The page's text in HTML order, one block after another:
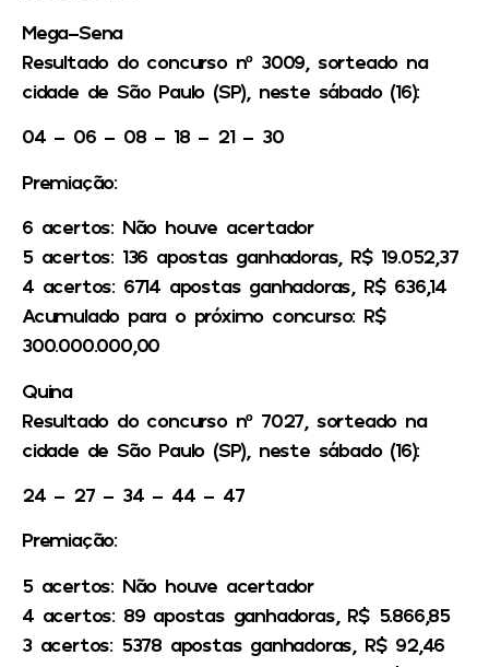
Mega-Sena
Resultado do concurso nº 3009, sorteado na
cidade de São Paulo (SP), neste sábado (16):
04 – 06 – 08 – 18 – 21 – 30
Premiação:
6 acertos: Não houve acertador
5 acertos: 136 apostas ganhadoras, R$ 19.052,37
4 acertos: 6714 apostas ganhadoras, R$ 636,14
Acumulado para o próximo concurso: R$
300.000.000,00
Quina
Resultado do concurso nº 7027, sorteado na
cidade de São Paulo (SP), neste sábado (16):
24 – 27 – 34 – 44 – 47
Premiação:
5 acertos: Não houve acertador
4 acertos: 89 apostas ganhadoras, R$ 5.866,85
3 acertos: 5378 apostas ganhadoras, R$ 92,46